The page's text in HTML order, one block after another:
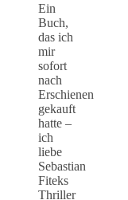
Ein
Buch,
das ich
mir
sofort
nach
Erschienen
gekauft
hatte –
ich
liebe
Sebastian
Fiteks
Thriller